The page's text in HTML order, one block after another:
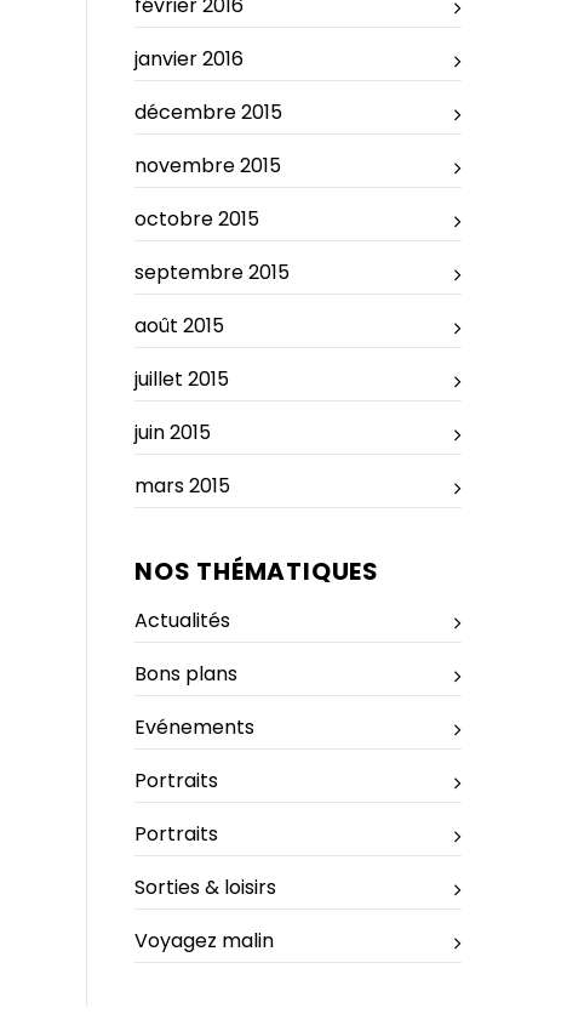
janvier 2016
décembre 2015
novembre 2015
octobre 2015
septembre 2015
août 2015
juillet 2015
juin 2015
mars 2015
NOS THÉMATIQUES
Actualités
Bons plans
Evénements
Portraits
Portraits
Sorties & loisirs
Voyagez malin